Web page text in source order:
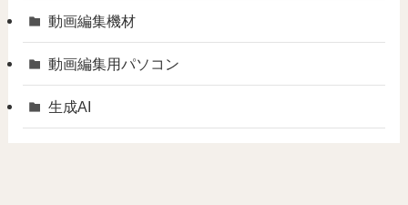
動画編集機材
動画編集用パソコン
生成AI